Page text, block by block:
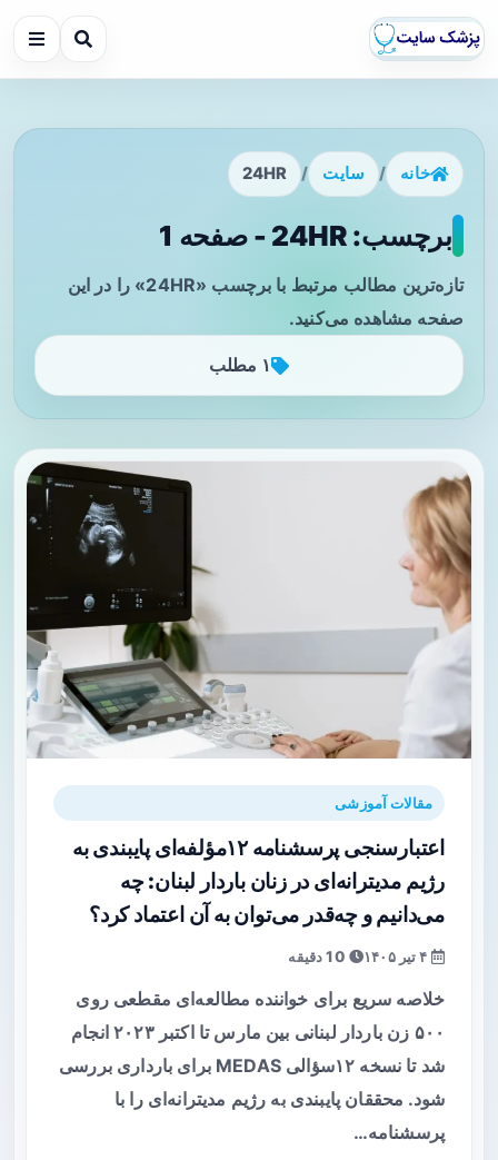
خانه / سایت /
24HR
برچسب: 24HR - صفحه 1
تازه‌ترین مطالب مرتبط با برچسب «24HR» را در این
صفحه مشاهده می‌کنید.
۱ مطلب
مقالات آموزشی
اعتبارسنجی پرسشنامه ۱۲‌مؤلفه‌ای پایبندی به
رژیم مدیترانه‌ای در زنان باردار لبنان: چه
می‌دانیم و چه‌قدر می‌توان به آن اعتماد کرد؟
خلاصه سریع برای خواننده مطالعه‌ای مقطعی روی
۵۰۰ زن باردار لبنانی بین مارس تا اکتبر ۲۰۲۳ انجام
شد تا نسخه ۱۲‌سؤالی MEDAS برای بارداری بررسی
شود. محققان پایبندی به رژیم مدیترانه‌ای را با
پرسشنامه…